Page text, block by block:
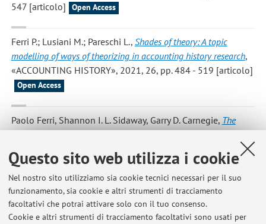
Questo sito web utilizza i cookie
Nel nostro sito utilizziamo sia cookie tecnici necessari per il suo
funzionamento, sia cookie e altri strumenti di tracciamento
facoltativi che potrai attivare solo con il tuo consenso.
Cookie e altri strumenti di tracciamento facoltativi sono usati per
547 [articolo]
Open Access
Ferri P.; Lusiani M.; Pareschi L., Shades of theory: A topic
modelling of ways of theorizing in accounting history research,
«ACCOUNTING HISTORY», 2021, 26, pp. 484 - 519 [articolo]
Open Access
Paolo Ferri, Shannon I. L. Sidaway, Garry D. Carnegie, The
paradox of accounting for cultural heritage: A longitudinal study
on the financial reporting of heritage assets of major Australian
public cultural institutions (1992-2019), «ACCOUNTING,
AUDITING & ACCOUNTABILITY JOURNAL», 2021, 34, pp.
983 - 1012 [articolo] Open Access